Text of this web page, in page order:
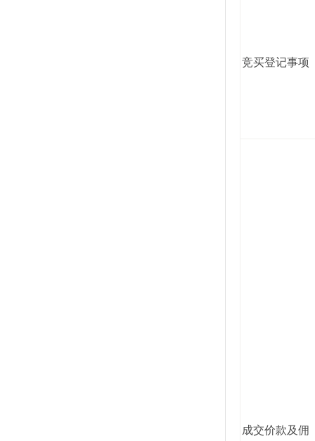
竞买登记事项
成交价款及佣